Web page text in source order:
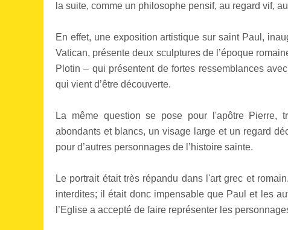
la suite, comme un philosophe pensif, au regard vif,
En effet, une exposition artistique sur saint Paul,
Vatican, présente deux sculptures de l’époque
Plotin – qui présentent de fortes ressemblances
qui vient d’être découverte.
La même question se pose pour l'apôtre Pierre,
abondants et blancs, un visage large et un regard
pour d’autres personnages de l’histoire sainte.
Le portrait était très répandu dans l'art grec et
interdites; il était donc impensable que Paul et les
l’Eglise a accepté de faire représenter les